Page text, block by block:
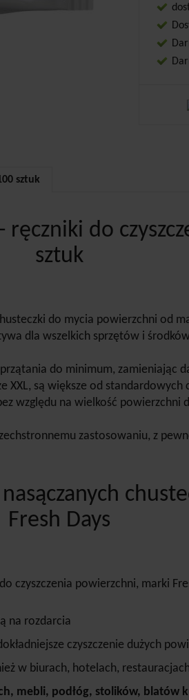
sztuk
ręczniki do
sztuk
do mycia powierzchni od
dla wszelkich sprzętów i
do minimum, zamieniając
są większe od standardowych
względu na wielkość powierzchni
zastosowaniu, z
Fresh Days
czyszczenia powierzchni, marki
na rozdarcia
czyszczenie dużych
w biurach, hotelach,
mebli, podłóg, stolików, blatów